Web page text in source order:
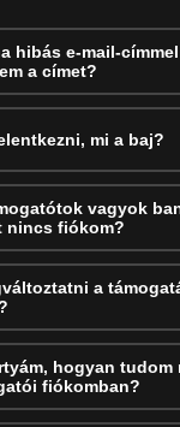
hibás e-mail-
a címet?
mi a baj?
vagyok
nincs fiókom?
a
hogyan tudom
fiókomban?